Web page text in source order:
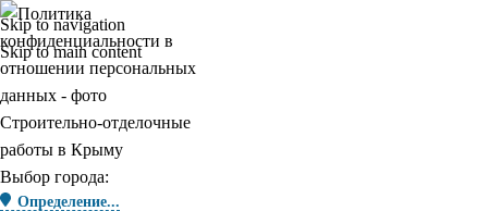
Skip to navigation
Skip to main content
Строительно-отделочные
работы в Крыму
Выбор города:
Определение...